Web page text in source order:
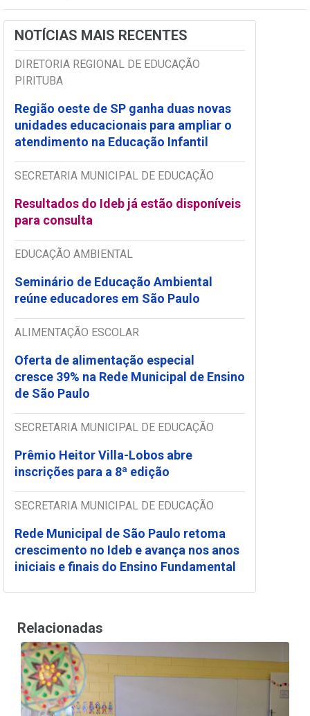
NOTÍCIAS MAIS RECENTES
DIRETORIA REGIONAL DE EDUCAÇÃO
PIRITUBA
Região oeste de SP ganha duas novas
unidades educacionais para ampliar o
atendimento na Educação Infantil
SECRETARIA MUNICIPAL DE EDUCAÇÃO
Resultados do Ideb já estão disponíveis
para consulta
EDUCAÇÃO AMBIENTAL
Seminário de Educação Ambiental
reúne educadores em São Paulo
ALIMENTAÇÃO ESCOLAR
Oferta de alimentação especial
cresce 39% na Rede Municipal de Ensino
de São Paulo
SECRETARIA MUNICIPAL DE EDUCAÇÃO
Prêmio Heitor Villa-Lobos abre
inscrições para a 8ª edição
SECRETARIA MUNICIPAL DE EDUCAÇÃO
Rede Municipal de São Paulo retoma
crescimento no Ideb e avança nos anos
iniciais e finais do Ensino Fundamental
Relacionadas